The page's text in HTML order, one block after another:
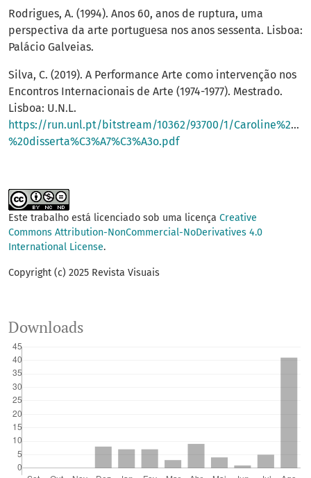
Rodrigues, A. (1994). Anos 60, anos de ruptura, uma
perspectiva da arte portuguesa nos anos sessenta. Lisboa:
Palácio Galveias.
Silva, C. (2019). A Performance Arte como intervenção nos
Encontros Internacionais de Arte (1974-1977). Mestrado.
Lisboa: U.N.L.
https://run.unl.pt/bitstream/10362/93700/1/
%20disserta%C3%A7%C3%A3o.pdf
Este trabalho está licenciado sob uma licença Creative
Commons Attribution-NonCommercial-NoDerivatives 4.0
International License.
Copyright (c) 2025 Revista Visuais
Downloads